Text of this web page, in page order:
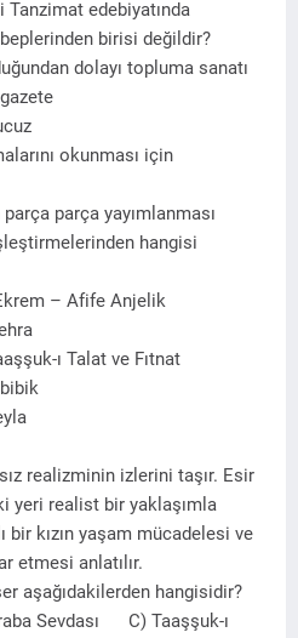
Tanzimat edebiyatında
birisi değildir?
dolayı topluma sanatı
okunması için
parça yayımlanması
hangisi
– Afife Anjelik
ı Talat ve Fıtnat
realizminin izlerini taşır. Esir
yeri realist bir yaklaşımla
bir kızın yaşam mücadelesi ve
etmesi anlatılır.
aşağıdakilerden hangisidir?
Sevdası C) Taaşşuk-ı